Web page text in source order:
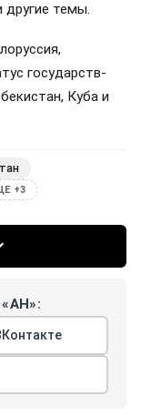
другие темы.
государств-
Куба и
+3